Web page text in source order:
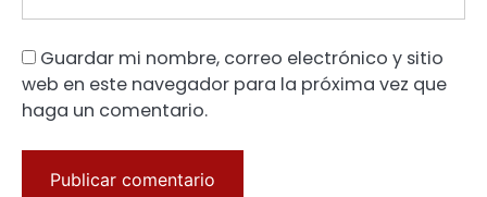
Guardar mi nombre, correo electrónico y sitio
web en este navegador para la próxima vez que
haga un comentario.